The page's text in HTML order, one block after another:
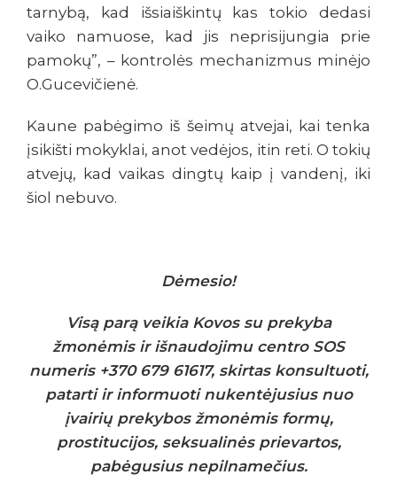
tarnybą, kad išsiaiškintų kas tokio dedasi
vaiko namuose, kad jis neprisijungia prie
pamokų”, – kontrolės mechanizmus minėjo
O.Gucevičienė.
Kaune pabėgimo iš šeimų atvejai, kai tenka
įsikišti mokyklai, anot vedėjos, itin reti. O tokių
atvejų, kad vaikas dingtų kaip į vandenį, iki
šiol nebuvo.
Dėmesio!
Visą parą veikia Kovos su prekyba
žmonėmis ir išnaudojimu centro SOS
numeris +370 679 61617, skirtas konsultuoti,
patarti ir informuoti nukentėjusius nuo
įvairių prekybos žmonėmis formų,
prostitucijos, seksualinės prievartos,
pabėgusius nepilnamečius.